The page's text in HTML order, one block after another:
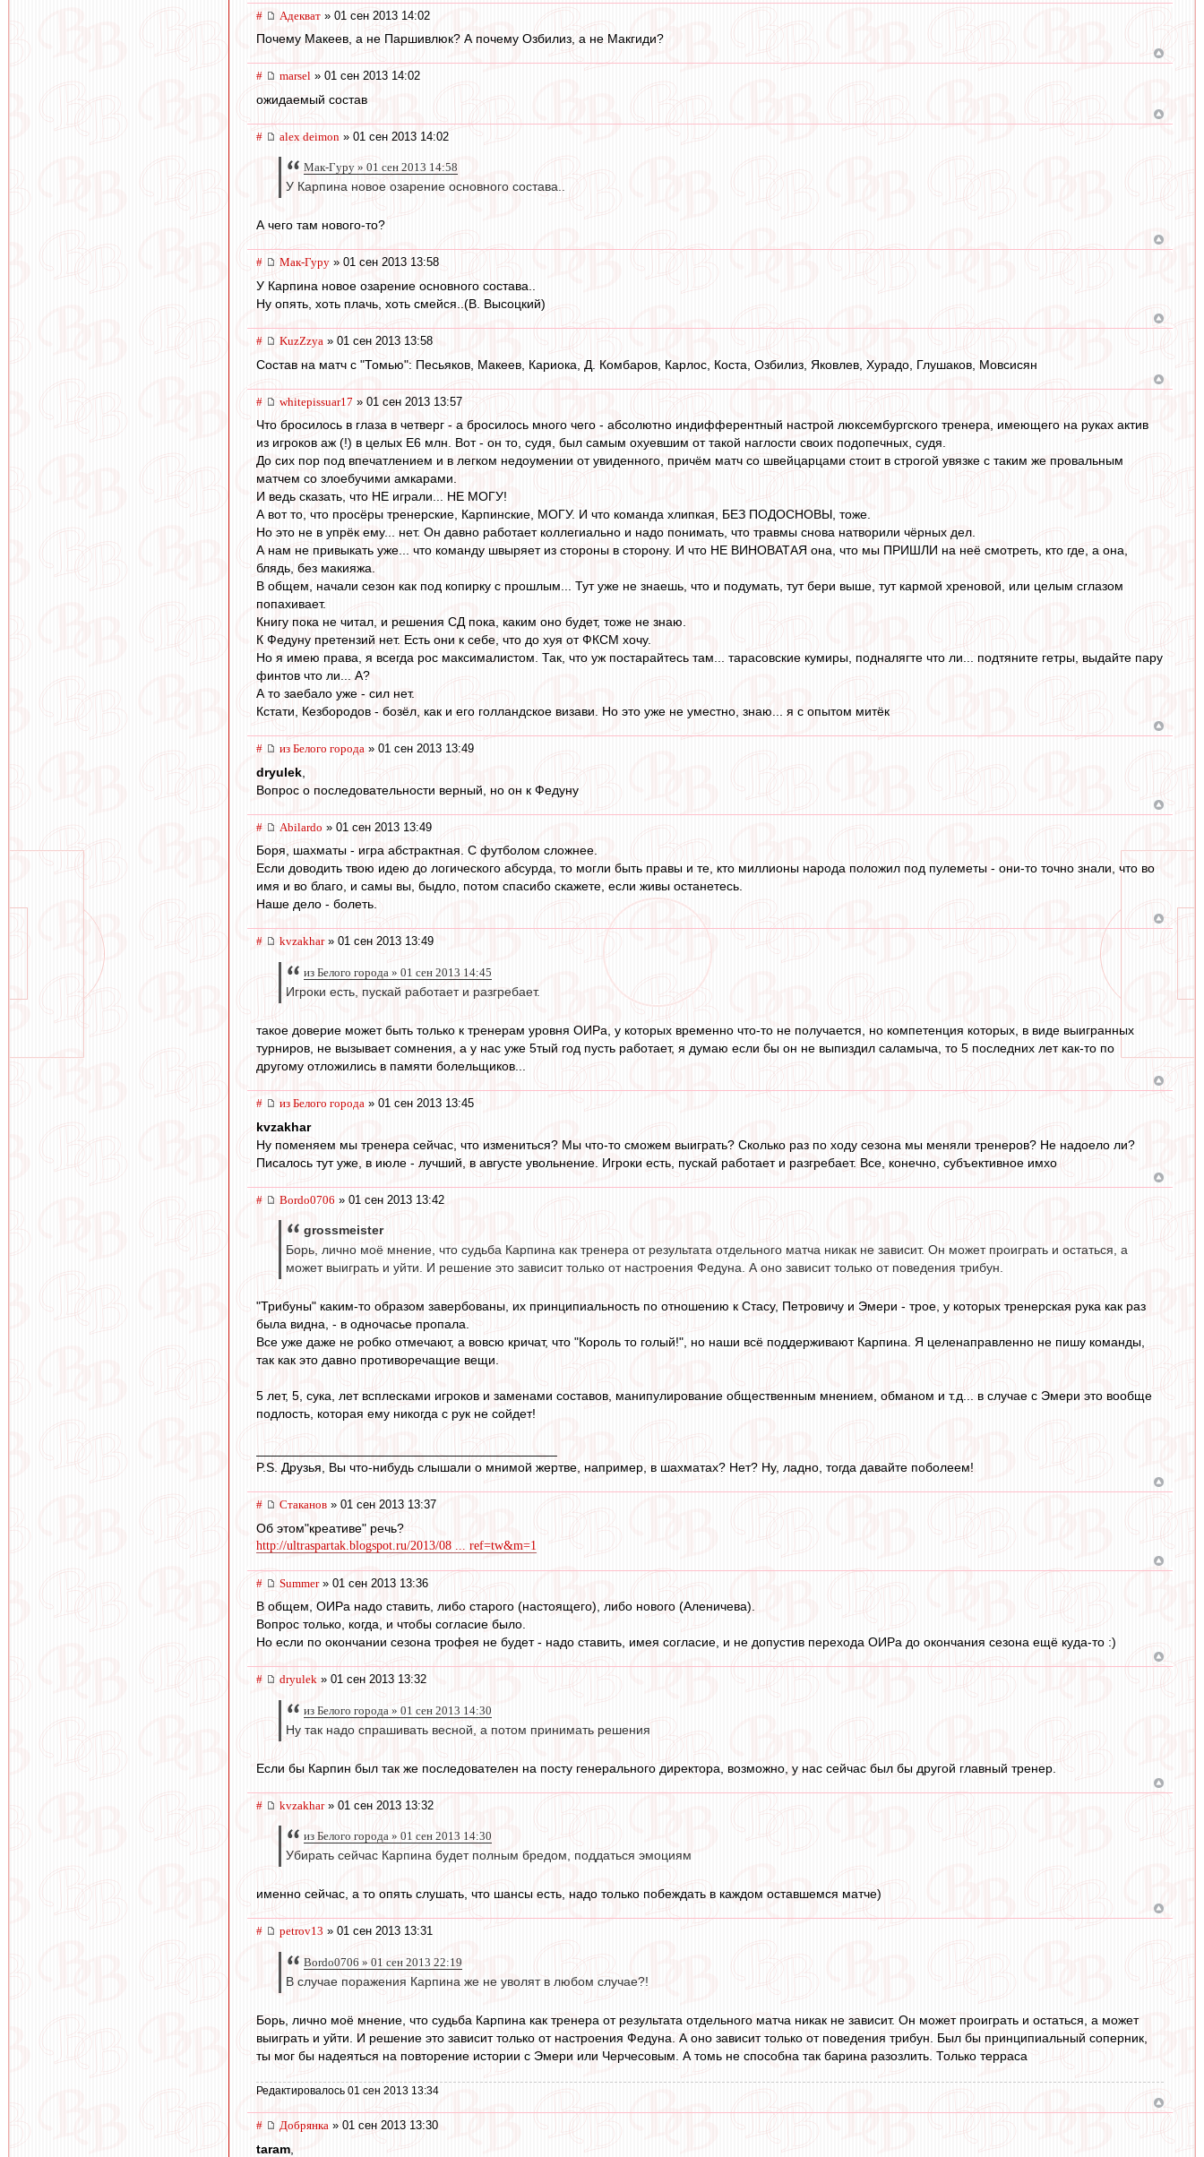
# Адекват » 01 сен 2013 14:02
Почему Макеев, а не Паршивлюк? А почему Озбилиз, а не Макгиди?
# marsel » 01 сен 2013 14:02
ожидаемый состав
# alex deimon » 01 сен 2013 14:02
Мак-Гуру » 01 сен 2013 14:58
У Карпина новое озарение основного состава..
А чего там нового-то?
# Мак-Гуру » 01 сен 2013 13:58
У Карпина новое озарение основного состава..
Ну опять, хоть плачь, хоть смейся..(В. Высоцкий)
# KuzZzya » 01 сен 2013 13:58
Состав на матч с "Томью": Песьяков, Макеев, Кариока, Д. Комбаров, Карлос, Коста, Озбилиз, Яковлев, Хурадо, Глушаков, Мовсисян
# whitepissuar17 » 01 сен 2013 13:57
Что бросилось в глаза в четверг - а бросилось много чего - абсолютно индифферентный настрой люксембургского тренера, имеющего на руках актив
из игроков аж (!) в целых Е6 млн. Вот - он то, судя, был самым охуевшим от такой наглости своих подопечных, судя.
До сих пор под впечатлением и в легком недоумении от увиденного, причём матч со швейцарцами стоит в строгой увязке с таким же провальным
матчем со злоебучими амкарами.
И ведь сказать, что НЕ играли... НЕ МОГУ!
А вот то, что просёры тренерские, Карпинские, МОГУ. И что команда хлипкая, БЕЗ ПОДОСНОВЫ, тоже.
Но это не в упрёк ему... нет. Он давно работает коллегиально и надо понимать, что травмы снова натворили чёрных дел.
А нам не привыкать уже... что команду швыряет из стороны в сторону. И что НЕ ВИНОВАТАЯ она, что мы ПРИШЛИ на неё смотреть, кто где, а она,
блядь, без макияжа.
В общем, начали сезон как под копирку с прошлым... Тут уже не знаешь, что и подумать, тут бери выше, тут кармой хреновой, или целым сглазом
попахивает.
Книгу пока не читал, и решения СД пока, каким оно будет, тоже не знаю.
К Федуну претензий нет. Есть они к себе, что до хуя от ФКСМ хочу.
Но я имею права, я всегда рос максималистом. Так, что уж постарайтесь там... тарасовские кумиры, подналягте что ли... подтяните гетры, выдайте пару
финтов что ли... А?
А то заебало уже - сил нет.
Кстати, Кезбородов - бозёл, как и его голландское визави. Но это уже не уместно, знаю... я с опытом митёк
# из Белого города » 01 сен 2013 13:49
dryulek
Вопрос о последовательности верный, но он к Федуну
# Abilardo » 01 сен 2013 13:49
Боря, шахматы - игра абстрактная. С футболом сложнее.
Если доводить твою идею до логического абсурда, то могли быть правы и те, кто миллионы народа положил под пулеметы - они-то точно знали, что во
имя и во благо, и самы вы, быдло, потом спасибо скажете, если живы останетесь.
Наше дело - болеть.
# kvzakhar» 01 сен 2013 13:49
из Белого города » 01 сен 2013 14:45
Игроки есть, пускай работает и разгребает.
такое доверие может быть только к тренерам уровня ОИРа, у которых временно что-то не получается, но компетенция которых, в виде выигранных
турниров, не вызывает сомнения, а у нас уже 5тый год пусть работает, я думаю если бы он не выпиздил саламыча, то 5 последних лет как-то по
другому отложились в памяти болельщиков...
# из Белого города » 01 сен 2013 13:45
kvzakhar
Ну поменяем мы тренера сейчас, что измениться? Мы что-то сможем выиграть? Сколько раз по ходу сезона мы меняли тренеров? Не надоело ли?
Писалось тут уже, в июле - лучший, в августе увольнение. Игроки есть, пускай работает и разгребает. Все, конечно, субъективное имхо
# Bordo0706 » 01 сен 2013 13:42
grossmeister
Борь, лично моё мнение, что судьба Карпина как тренера от результата отдельного матча никак не зависит. Он может проиграть и остаться, а
может выиграть и уйти. И решение это зависит только от настроения Федуна. А оно зависит только от поведения трибун.
"Трибуны" каким-то образом завербованы, их принципиальность по отношению к Стасу, Петровичу и Эмери - трое, у которых тренерская рука как раз
была видна, - в одночасье пропала.
Все уже даже не робко отмечают, а вовсю кричат, что "Король то голый!", но наши всё поддерживают Карпина. Я целенаправленно не пишу команды,
так как это давно противоречащие вещи.
5 лет, 5, сука, лет всплесками игроков и заменами составов, манипулирование общественным мнением, обманом и т.д... в случае с Эмери это вообще
подлость, которая ему никогда с рук не сойдет!
P.S. Друзья, Вы что-нибудь слышали о мнимой жертве, например, в шахматах? Нет? Ну, ладно, тогда давайте поболеем!
# Cтаканов » 01 сен 2013 13:37
Об этом"креативе" речь?
http://ultraspartak.blogspot.ru/2013/08 ... ref=tw&m=1
# Summer» 01 сен 2013 13:36
В общем, ОИРа надо ставить, либо старого (настоящего), либо нового (Аленичева).
Вопрос только, когда, и чтобы согласие было.
Но если по окончании сезона трофея не будет - надо ставить, имея согласие, и не допустив перехода ОИРа до окончания сезона ещё куда-то :)
# dryulek » 01 сен 2013 13:32
из Белого города » 01 сен 2013 14:30
Ну так надо спрашивать весной, а потом принимать решения
Если бы Карпин был так же последователен на посту генерального директора, возможно, у нас сейчас был бы другой главный тренер.
# kvzakhar» 01 сен 2013 13:32
из Белого города » 01 сен 2013 14:30
Убирать сейчас Карпина будет полным бредом, поддаться эмоциям
именно сейчас, а то опять слушать, что шансы есть, надо только побеждать в каждом оставшемся матче)
# petrov13 » 01 сен 2013 13:31
Bordo0706 » 01 сен 2013 22:19
В случае поражения Карпина же не уволят в любом случае?!
Борь, лично моё мнение, что судьба Карпина как тренера от результата отдельного матча никак не зависит. Он может проиграть и остаться, а может
выиграть и уйти. И решение это зависит только от настроения Федуна. А оно зависит только от поведения трибун. Был бы принципиальный соперник,
ты мог бы надеяться на повторение истории с Эмери или Черчесовым. А томь не способна так барина разозлить. Только терраса
Редактировалось 01 сен 2013 13:34
# Добрянка » 01 сен 2013 13:30
taram